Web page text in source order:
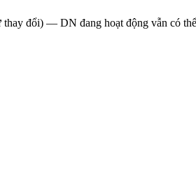
đổi) — DN đang hoạt động vẫn có